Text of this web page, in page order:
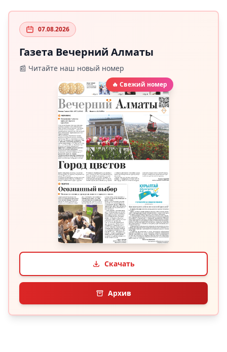
07.08.2026
Газета Вечерний Алматы
📰 Читайте наш новый номер
🔥 Свежий номер
Скачать
Архив